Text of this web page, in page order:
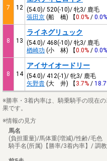
7 12 (54.0)/ 520(-10)/ 牝3/ 鹿毛
張田京 (船 橋) 【0.0% / 0.0%
8 13
ライネグリュック
(54.0)/ 468(-10)/ 牝3/ 鹿毛
楢崎功 (小 林) 【0.0% / 0.0%
8 14
アイサイオードリー
(54.0)/ 412(-1)/ 牝3/ 鹿毛
矢野貴 (大 井) 【 3.7% /
※勝率・3着内率は、騎乗騎手の現在
果です。
※情報の見方
馬名
(負担重量)/馬体重(増減)/性齢/毛色
騎手名(所属)【勝率/3着内率】/ 調